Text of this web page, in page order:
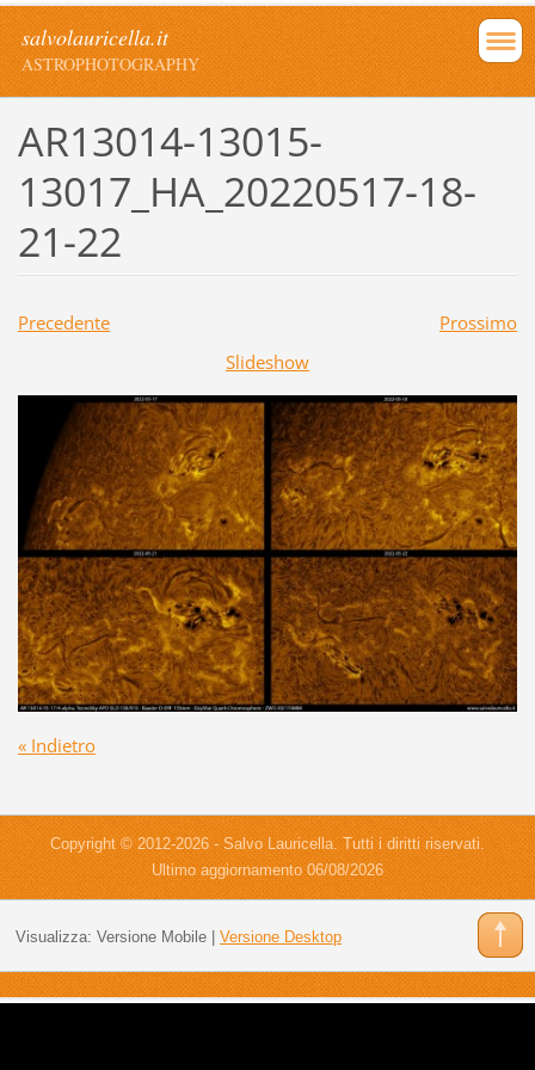
salvolauricella.it
ASTROPHOTOGRAPHY
AR13014-13015-
13017_HA_20220517-18-
21-22
Precedente
Prossimo
Slideshow
« Indietro
Copyright © 2012-2026 - Salvo Lauricella. Tutti i diritti riservati.
Ultimo aggiornamento 06/08/2026
Visualizza: Versione Mobile| Versione Desktop